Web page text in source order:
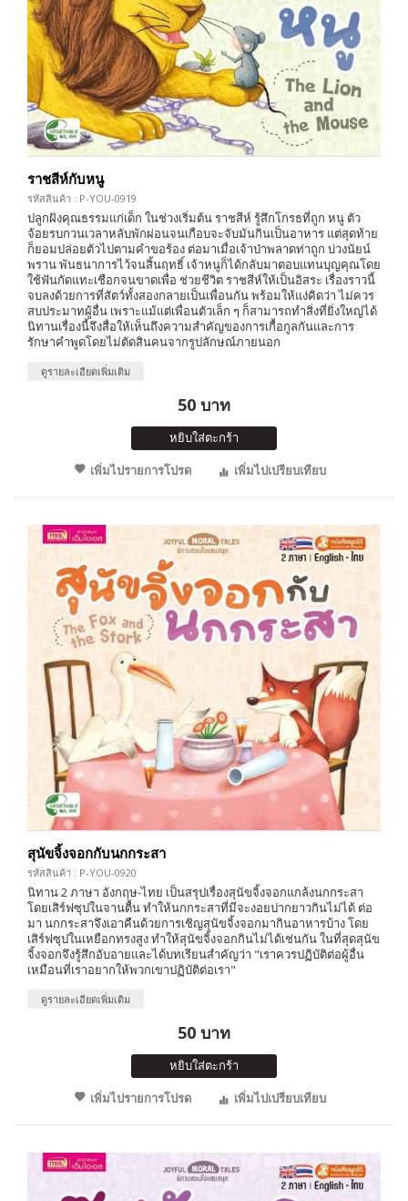
ราชสีห์กับหนู
รหัสสินค้า : P-YOU-0919
ปลูกฝังคุณธรรมแก่เด็ก ในช่วงเริ่มต้น ราชสีห์ รู้สึกโกรธที่ถูก หนู ตัว
จ้อยรบกวนเวลาหลับพักผ่อนจนเกือบจะจับมันกินเป็นอาหาร แต่สุดท้าย
ก็ยอมปล่อยตัวไปตามคำขอร้อง ต่อมาเมื่อเจ้าป่าพลาดท่าถูก บ่วงนัยน์
พราน พันธนาการไว้จนสิ้นฤทธิ์ เจ้าหนูก็ได้กลับมาตอบแทนบุญคุณโดย
ใช้ฟันกัดแทะเชือกจนขาดเพื่อ ช่วยชีวิต ราชสีห์ให้เป็นอิสระ เรื่องราวนี้
จบลงด้วยการที่สัตว์ทั้งสองกลายเป็นเพื่อนกัน พร้อมให้แง่คิดว่า ไม่ควร
สบประมาทผู้อื่น เพราะแม้แต่เพื่อนตัวเล็ก ๆ ก็สามารถทำสิ่งที่ยิ่งใหญ่ได้
นิทานเรื่องนี้จึงสื่อให้เห็นถึงความสำคัญของการเกื้อกูลกันและการ
รักษาคำพูดโดยไม่ตัดสินคนจากรูปลักษณ์ภายนอก
ดูรายละเอียดเพิ่มเติม
50 บาท
หยิบใส่ตะกร้า
เพิ่มไปรายการโปรด
เพิ่มไปเปรียบเทียบ
สุนัขจิ้งจอกกับนกกระสา
รหัสสินค้า : P-YOU-0920
นิทาน 2 ภาษา อังกฤษ-ไทย เป็นสรุปเรื่องสุนัขจิ้งจอกแกล้งนกกระสา
โดยเสิร์ฟซุปในจานตื้น ทำให้นกกระสาที่มีจะงอยปากยาวกินไม่ได้ ต่อ
มา นกกระสาจึงเอาคืนด้วยการเชิญสุนัขจิ้งจอกมากินอาหารบ้าง โดย
เสิร์ฟซุปในเหยือกทรงสูง ทำให้สุนัขจิ้งจอกกินไม่ได้เช่นกัน ในที่สุดสุนัข
จิ้งจอกจึงรู้สึกอับอายและได้บทเรียนสำคัญว่า "เราควรปฏิบัติต่อผู้อื่น
เหมือนที่เราอยากให้พวกเขาปฏิบัติต่อเรา"
ดูรายละเอียดเพิ่มเติม
50 บาท
หยิบใส่ตะกร้า
เพิ่มไปรายการโปรด
เพิ่มไปเปรียบเทียบ